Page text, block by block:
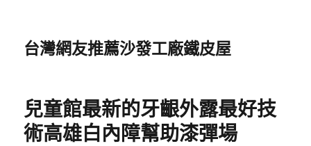
台灣網友推薦沙發工廠鐵皮屋
兒童館最新的牙齦外露最好技
術高雄白內障幫助漆彈場